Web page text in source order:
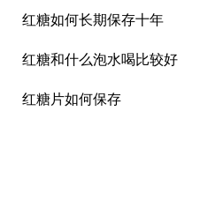
红糖如何长期保存十年
红糖和什么泡水喝比较好
红糖片如何保存